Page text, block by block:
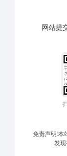
网站提
免责声明:本
发